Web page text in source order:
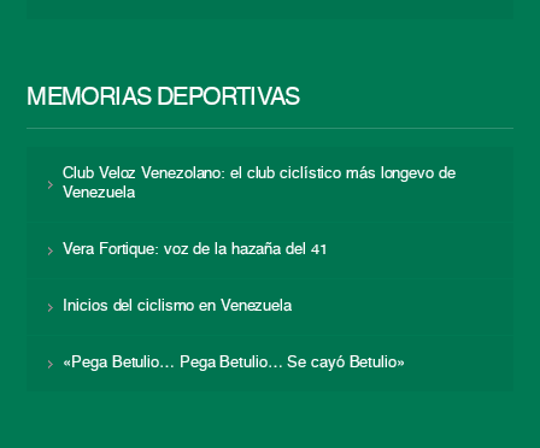
MEMORIAS DEPORTIVAS
Club Veloz Venezolano: el club ciclístico más longevo de
Venezuela
Vera Fortique: voz de la hazaña del 41
Inicios del ciclismo en Venezuela
«Pega Betulio… Pega Betulio… Se cayó Betulio»